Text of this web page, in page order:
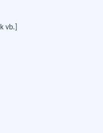
vb.]